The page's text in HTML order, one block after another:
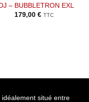
– BUBBLETRON EXL
179,00 € TTC
situé entre